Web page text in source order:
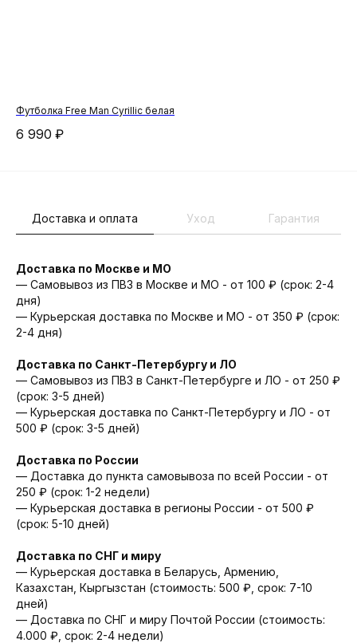
Футболка Free Man Cyrillic белая
6 990 ₽
Доставка и оплата Уход Гарантия
Доставка по Москве и МО
— Самовывоз из ПВЗ в Москве и МО - от 100 ₽ (срок: 2-4
дня)
— Курьерская доставка по Москве и МО - от 350 ₽ (срок:
2-4 дня)
Доставка по Санкт-Петербургу и ЛО
— Cамовывоз из ПВЗ в Санкт-Петербурге и ЛО - от 250 ₽
(срок: 3-5 дней)
— Курьерская доставка по Санкт-Петербургу и ЛО - от
500 ₽ (срок: 3-5 дней)
Доставка по России
— Доставка до пункта самовывоза по всей России - от
250 ₽ (срок: 1-2 недели)
— Курьерская доставка в регионы России - от 500 ₽
(срок: 5-10 дней)
Доставка по СНГ и миру
— Курьерская доставка в Беларусь, Армению,
Казахстан, Кыргызстан (стоимость: 500 ₽, срок: 7-10
дней)
— Доставка по СНГ и миру Почтой России (стоимость:
4.000 ₽, срок: 2-4 недели)